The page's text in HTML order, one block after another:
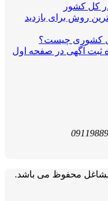
کل کشور
روش برای بازدید
کشوری چیست؟
ثبت آگهی در صفحه اول
مشاغل محفوظ می باشد.